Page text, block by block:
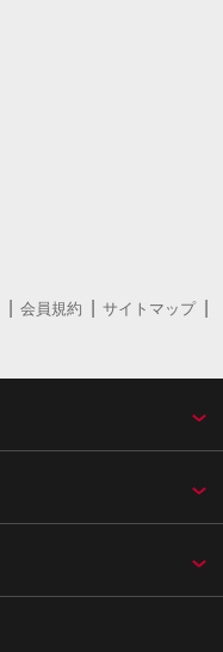
会員規約
サイトマップ